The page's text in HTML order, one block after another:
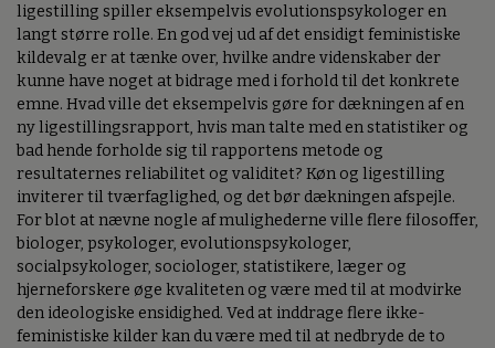
ligestilling spiller eksempelvis evolutionspsykologer en
langt større rolle. En god vej ud af det ensidigt feministiske
kildevalg er at tænke over, hvilke andre videnskaber der
kunne have noget at bidrage med i forhold til det konkrete
emne. Hvad ville det eksempelvis gøre for dækningen af en
ny ligestillingsrapport, hvis man talte med en statistiker og
bad hende forholde sig til rapportens metode og
resultaternes reliabilitet og validitet? Køn og ligestilling
inviterer til tværfaglighed, og det bør dækningen afspejle.
For blot at nævne nogle af mulighederne ville flere filosoffer,
biologer, psykologer, evolutionspsykologer,
socialpsykologer, sociologer, statistikere, læger og
hjerneforskere øge kvaliteten og være med til at modvirke
den ideologiske ensidighed. Ved at inddrage flere ikke-
feministiske kilder kan du være med til at nedbryde de to